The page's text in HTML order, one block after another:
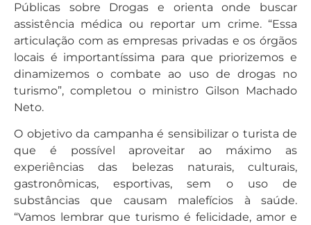
Públicas sobre Drogas e orienta onde buscar
assistência médica ou reportar um crime. “Essa
articulação com as empresas privadas e os órgãos
locais é importantíssima para que priorizemos e
dinamizemos o combate ao uso de drogas no
turismo”, completou o ministro Gilson Machado
Neto.
O objetivo da campanha é sensibilizar o turista de
que é possível aproveitar ao máximo as
experiências das belezas naturais, culturais,
gastronômicas, esportivas, sem o uso de
substâncias que causam malefícios à saúde.
“Vamos lembrar que turismo é felicidade, amor e